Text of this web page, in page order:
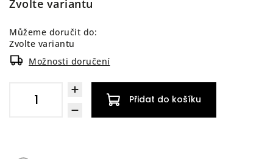
Zvolte variantu
Můžeme doručit do:
Zvolte variantu
Možnosti doručení
Přidat do košíku